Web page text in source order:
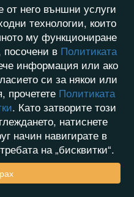
от него външни услуги
технологии, които
му функциониране
посочени в Политиката
информация или ако
си за някои или
прочетете Политиката
. Като затворите този
натиснете
начин навигирате в
на „бисквитки“.